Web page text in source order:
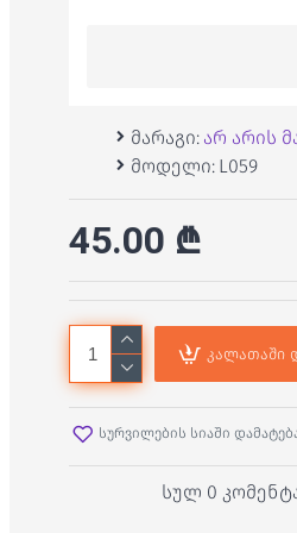
მარაგი: არ არის
მოდელი: L059
სულ 0
45.00 ₾
კალათაში
სურვილების სიაში